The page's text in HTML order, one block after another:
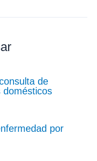
de
domésticos
por